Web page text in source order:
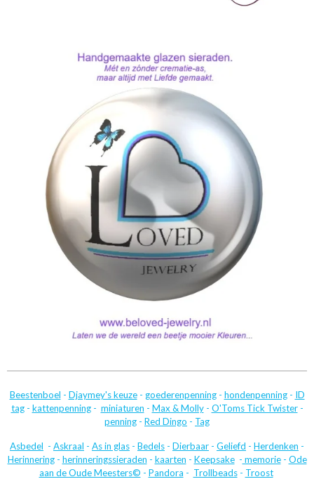
Beestenboel - Djaymey's keuze- goederenpenning- hondenpenning- ID
tag- kattenpenning- miniaturen - Max & Molly- O'Toms Tick Twister-
penning - Red Dingo - Tag
Asbedel - Askraal - As in glas - Bedels - Dierbaar - Geliefd - Herdenken -
Herinnering- herinneringssieraden - kaarten - Keepsake- memorie- Ode
aan de Oude Meesters© - Pandora - Trollbeads- Troost